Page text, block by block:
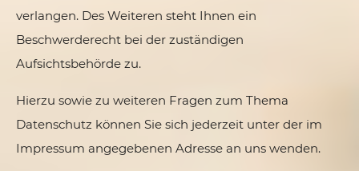
verlangen. Des Weiteren steht Ihnen ein
Beschwerderecht bei der zuständigen
Aufsichtsbehörde zu.
Hierzu sowie zu weiteren Fragen zum Thema
Datenschutz können Sie sich jederzeit unter der im
Impressum angegebenen Adresse an uns wenden.